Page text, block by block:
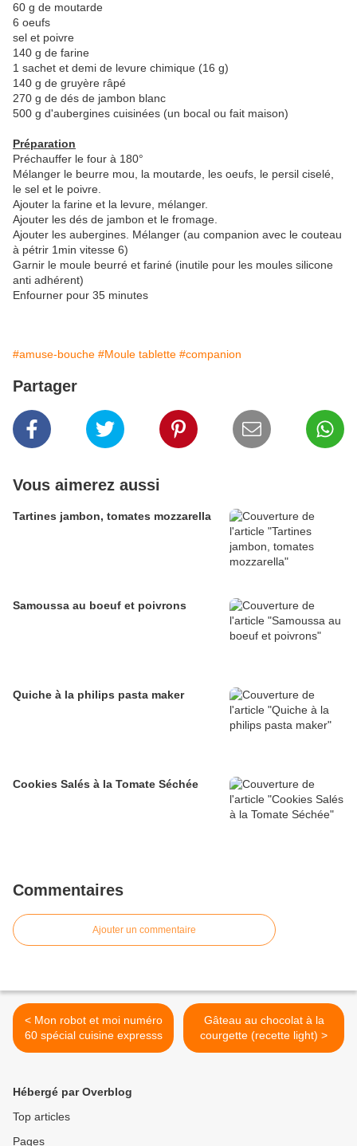
60 g de moutarde
6 oeufs
sel et poivre
140 g de farine
1 sachet et demi de levure chimique (16 g)
140 g de gruyère râpé
270 g de dés de jambon blanc
500 g d'aubergines cuisinées (un bocal ou fait maison)
Préparation
Préchauffer le four à 180°
Mélanger le beurre mou, la moutarde, les oeufs, le persil ciselé,
le sel et le poivre.
Ajouter la farine et la levure, mélanger.
Ajouter les dés de jambon et le fromage.
Ajouter les aubergines. Mélanger (au companion avec le couteau
à pétrir 1min vitesse 6)
Garnir le moule beurré et fariné (inutile pour les moules silicone
anti adhérent)
Enfourner pour 35 minutes
#amuse-bouche #Moule tablette #companion
Partager
Vous aimerez aussi
Tartines jambon, tomates mozzarella
Samoussa au boeuf et poivrons
Quiche à la philips pasta maker
Cookies Salés à la Tomate Séchée
Commentaires
Ajouter un commentaire
< Mon robot et moi numéro
60 spécial cuisine expresss
Gâteau au chocolat à la
courgette (recette light) >
Hébergé par Overblog
Top articles
Pages